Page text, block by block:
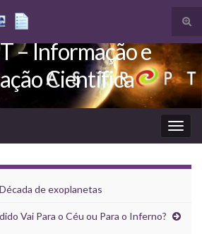
– Informação e
Científica
Década de exoplanetas
Vai Para o Céu ou Para o Inferno?